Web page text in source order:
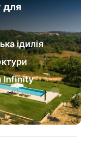
для
ідилія
Infinity